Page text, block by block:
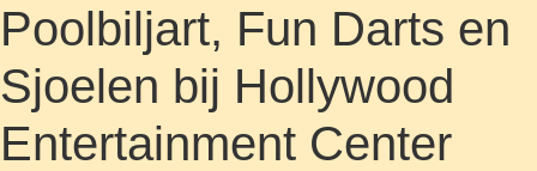
Poolbiljart, Fun Darts en
Sjoelen bij Hollywood
Entertainment Center